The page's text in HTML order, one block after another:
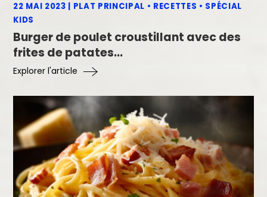
22 MAI 2023 | PLAT PRINCIPAL • RECETTES • SPÉCIAL
KIDS
Burger de poulet croustillant avec des
frites de patates...
Explorer l'article